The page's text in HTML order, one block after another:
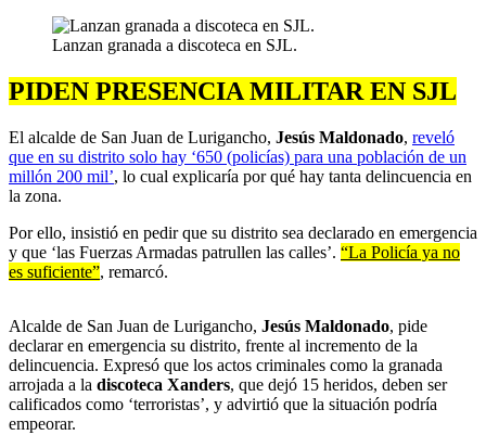
Lanzan granada a discoteca en SJL.
PIDEN PRESENCIA MILITAR EN SJL
El alcalde de San Juan de Lurigancho, Jesús Maldonado, reveló
que en su distrito solo hay ‘650 (policías) para una población de un
millón 200 mil’, lo cual explicaría por qué hay tanta delincuencia en
la zona.
Por ello, insistió en pedir que su distrito sea declarado en emergencia
y que ‘las Fuerzas Armadas patrullen las calles’. “La Policía ya no
es suficiente”, remarcó.
Alcalde de San Juan de Lurigancho, Jesús Maldonado, pide
declarar en emergencia su distrito, frente al incremento de la
delincuencia. Expresó que los actos criminales como la granada
arrojada a la discoteca Xanders, que dejó 15 heridos, deben ser
calificados como ‘terroristas’, y advirtió que la situación podría
empeorar.